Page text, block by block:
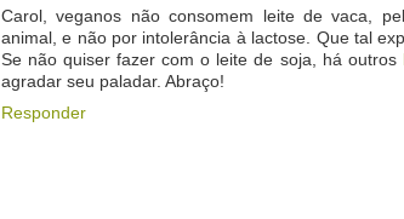
Carol, veganos não consomem leite de vaca,
animal, e não por intolerância à lactose. Que tal
Se não quiser fazer com o leite de soja, há outros
agradar seu paladar. Abraço!
Responder